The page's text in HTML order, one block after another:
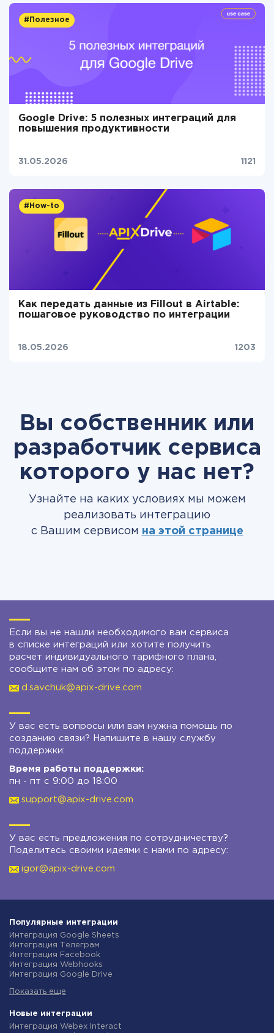
#Полезное
Google Drive: 5 полезных интеграций для
повышения продуктивности
31.05.2026 1121
#How-to
Как передать данные из Fillout в Airtable:
пошаговое руководство по интеграции
18.05.2026 1203
Вы собственник или
разработчик сервиса
которого у нас нет?
Узнайте на каких условиях мы можем
реализовать интеграцию
с Вашим сервисом на этой странице
Если вы не нашли необходимого вам сервиса
в списке интеграций или хотите получить
расчет индивидуального тарифного плана,
сообщите нам об этом по адресу:
d.savchuk@apix-drive.com
У вас есть вопросы или вам нужна помощь по
созданию связи? Напишите в нашу службу
поддержки:
Время работы поддержки:
пн - пт с 9:00 до 18:00
support@apix-drive.com
У вас есть предложения по сотрудничеству?
Поделитесь своими идеями с нами по адресу:
igor@apix-drive.com
Популярные интеграции
Интеграция Google Sheets
Интеграция Телеграм
Интеграция Facebook
Интеграция Webhooks
Интеграция Google Drive
Интеграция Gmail
Интеграция Новая Почта
Интеграция Binotel
Показать еще
Новые интеграции
Интеграция Webex Interact